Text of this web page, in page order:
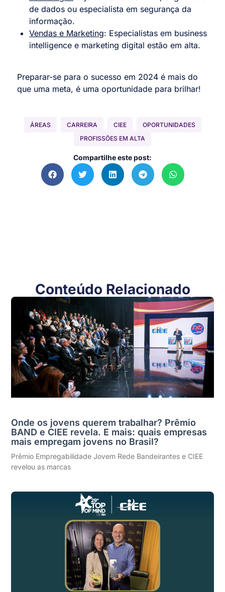
de dados ou especialista em segurança da
informação.
Vendas e Marketing: Especialistas em business
intelligence e marketing digital estão em alta.
Preparar-se para o sucesso em 2024 é mais do
que uma meta, é uma oportunidade para brilhar!
ÁREAS CARREIRA CIEE
OPORTUNIDADES
PROFISSÕES EM ALTA
Compartilhe este post:
Conteúdo Relacionado
Onde os jovens querem trabalhar? Prêmio
BAND e CIEE revela. E mais: quais empresas
mais empregam jovens no Brasil?
Prêmio Empregabilidade Jovem Rede Bandeirantes e CIEE
revelou as marcas